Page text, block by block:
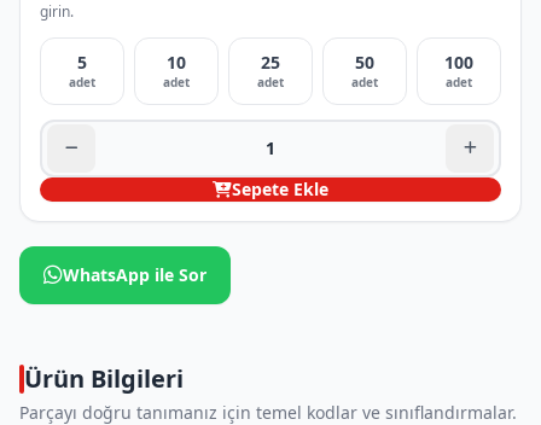
girin.
5
adet
10
adet
25
adet
50
adet
100
adet
Sepete Ekle
WhatsApp ile Sor
Ürün Bilgileri
Parçayı doğru tanımanız için temel kodlar ve sınıflandırmalar.